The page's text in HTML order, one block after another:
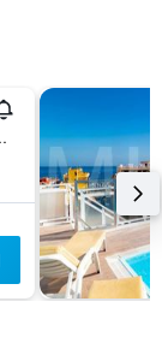
Tenerife, Spania